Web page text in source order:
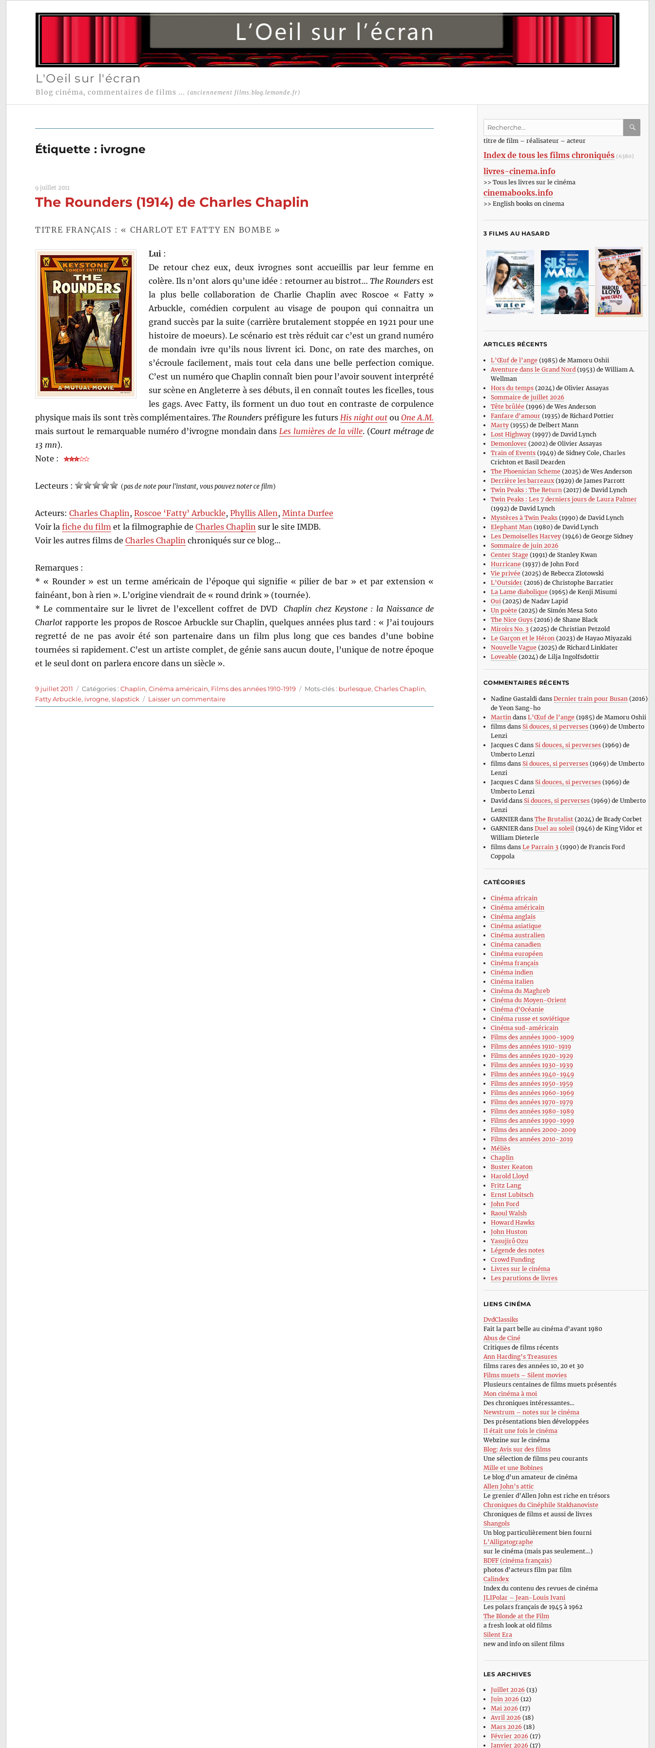
L'Oeil sur l'écran
Blog cinéma, commentaires de films ... (anciennement films.blog.lemonde.fr)
Étiquette : ivrogne
9 juillet 2011
The Rounders (1914) de Charles Chaplin
TITRE FRANÇAIS : « CHARLOT ET FATTY EN BOMBE »
Lui :
De retour chez eux, deux ivrognes sont accueillis par leur femme en
colère. Ils n’ont alors qu’une idée : retourner au bistrot…The Rounders est
la plus belle collaboration de Charlie Chaplin avec Roscoe « Fatty »
Arbuckle, comédien corpulent au visage de poupon qui connaitra un
grand succès par la suite (carrière brutalement stoppée en 1921 pour une
histoire de moeurs). Le scénario est très réduit car c’est un grand numéro
de mondain ivre qu’ils nous livrent ici. Donc, on rate des marches, on
s’écroule facilement, mais tout cela dans une belle perfection comique.
C’est un numéro que Chaplin connaît bien pour l’avoir souvent interprété
sur scène en Angleterre à ses débuts, il en connaît toutes les ficelles, tous
les gags. Avec Fatty, ils forment un duo tout en contraste de corpulence
physique mais ils sont très complémentaires. The Rounderspréfigure les futurs His night out ouOne A.M.
mais surtout le remarquable numéro d’ivrogne mondain dans Les lumières de la ville. (Court métrage de
13 mn).
Note :
Lecteurs : (pas de note pour l'instant, vous pouvez noter ce film)
Acteurs:Charles Chaplin ,Roscoe ‘Fatty’ Arbuckle,Phyllis Allen ,Minta Durfee
Voir lafiche du film et la filmographie deCharles Chaplin sur le site IMDB.
Voir les autres films deCharles Chaplin chroniqués sur ce blog…
Remarques :
* « Rounder » est un terme américain de l’époque qui signifie « pilier de bar » et par extension «
fainéant, bon à rien ». L’origine viendrait de « round drink » (tournée).
* Le commentaire sur le livret de l’excellent coffret de DVDChaplin chez Keystone : la Naissance de
Charlot rapporte les propos de Roscoe Arbuckle sur Chaplin, quelques années plus tard : « J’ai toujours
regretté de ne pas avoir été son partenaire dans un film plus long que ces bandes d’une bobine
tournées si rapidement. C’est un artiste complet, de génie sans aucun doute, l’unique de notre époque
et le seul dont on parlera encore dans un siècle ».
Publié
le
9 juillet 2011 Catégories
Catégories :Chaplin,Cinéma américain, Films des années 1910-1919 Étiquettes
Mots-clés : burlesque,Charles Chaplin,
Fatty Arbuckle, ivrogne,slapstick Laisser un commentairesur
The
Recherche
:titre de film – réalisateur – acteur
Index de tous les films chroniqués (6380)
livres-cinema.info
>> Tous les livres sur le cinéma
cinemabooks.info
>> English books on cinema
3 FILMS AU HASARD
ARTICLES RÉCENTS
L’Œuf de l’ange (1985) de Mamoru Oshii
Aventure dans le Grand Nord(1953) de William A.
Wellman
Hors du temps(2024) de Olivier Assayas
Sommaire de juillet 2026
Tête brûlée (1996) de Wes Anderson
Fanfare d’amour(1935) de Richard Pottier
Marty(1955) de Delbert Mann
Lost Highway(1997) de David Lynch
Demonlover(2002) de Olivier Assayas
Train of Events(1949) de Sidney Cole, Charles
Crichton et Basil Dearden
The Phoenician Scheme (2025) de Wes Anderson
Derrière les barreaux(1929) de James Parrott
Twin Peaks : The Return(2017) de David Lynch
Twin Peaks : Les 7 derniers jours de Laura Palmer
(1992) de David Lynch
Mystères à Twin Peaks(1990) de David Lynch
Elephant Man(1980) de David Lynch
Les Demoiselles Harvey(1946) de George Sidney
Sommaire de juin 2026
Center Stage (1991) de Stanley Kwan
Hurricane (1937) de John Ford
Vie privée (2025) de Rebecca Zlotowski
L’Outsider(2016) de Christophe Barratier
La Lame diabolique (1965) de Kenji Misumi
Oui(2025) de Nadav Lapid
Un poète (2025) de Simón Mesa Soto
The Nice Guys(2016) de Shane Black
Miroirs No. 3 (2025) de Christian Petzold
Le Garçon et le Héron(2023) de Hayao Miyazaki
Nouvelle Vague (2025) de Richard Linklater
Loveable (2024) de Lilja Ingolfsdottir
COMMENTAIRES RÉCENTS
Nadine Gastaldi dans Dernier train pour Busan (2016)
de Yeon Sang-ho
Martin dans L’Œuf de l’ange (1985) de Mamoru Oshii
filmsdans Si douces, si perverses(1969) de Umberto
Lenzi
Jacques Cdans Si douces, si perverses(1969) de
Umberto Lenzi
filmsdans Si douces, si perverses(1969) de Umberto
Lenzi
Jacques Cdans Si douces, si perverses(1969) de
Umberto Lenzi
David dans Si douces, si perverses(1969) de Umberto
Lenzi
GARNIERdans The Brutalist(2024) de Brady Corbet
GARNIERdans Duel au soleil (1946) de King Vidor et
William Dieterle
filmsdans Le Parrain 3 (1990) de Francis Ford
Coppola
CATÉGORIES
Cinéma africain
Cinéma américain
Cinéma anglais
Cinéma asiatique
Cinéma australien
Cinéma canadien
Cinéma européen
Cinéma français
Cinéma indien
Cinéma italien
Cinéma du Maghreb
Cinéma du Moyen-Orient
Cinéma d’Océanie
Cinéma russe et soviétique
Cinéma sud-américain
Films des années 1900-1909
Films des années 1910-1919
Films des années 1920-1929
Films des années 1930-1939
Films des années 1940-1949
Films des années 1950-1959
Films des années 1960-1969
Films des années 1970-1979
Films des années 1980-1989
Films des années 1990-1999
Films des années 2000-2009
Films des années 2010-2019
Méliès
Chaplin
Buster Keaton
Harold Lloyd
Fritz Lang
Ernst Lubitsch
John Ford
Raoul Walsh
Howard Hawks
John Huston
Yasujirô Ozu
Légende des notes
Crowd Funding
Livres sur le cinéma
Les parutions de livres
LIENS CINÉMA
DvdClassiks
Fait la part belle au cinéma d’avant 1980
Abus de Ciné
Critiques de films récents
Ann Harding’s Treasures
films rares des années 10, 20 et 30
Films muets – Silent movies
Plusieurs centaines de films muets présentés
Mon cinéma à moi
Des chroniques intéressantes…
Newstrum – notes sur le cinéma
Des présentations bien développées
Il était une fois le cinéma
Webzine sur le cinéma
Blog: Avis sur des films
Une sélection de films peu courants
Mille et une Bobines
Le blog d’un amateur de cinéma
Allen John’s attic
Le grenier d’Allen John est riche en trésors
Chroniques du Cinéphile Stakhanoviste
Chroniques de films et aussi de livres
Shangols
Un blog particulièrement bien fourni
L’Alligatographe
sur le cinéma (mais pas seulement…)
BDFF (cinéma français)
photos d’acteurs film par film
Calindex
Index du contenu des revues de cinéma
JLIPolar – Jean-Louis Ivani
Les polars français de 1945 à 1962
The Blonde at the Film
a fresh look at old films
Silent Era
new and info on silent films
LES ARCHIVES
Juillet 2026 (13)
Juin 2026 (12)
Mai 2026 (17)
Avril 2026 (18)
Mars 2026 (18)
Février 2026 (17)
Janvier 2026 (17)